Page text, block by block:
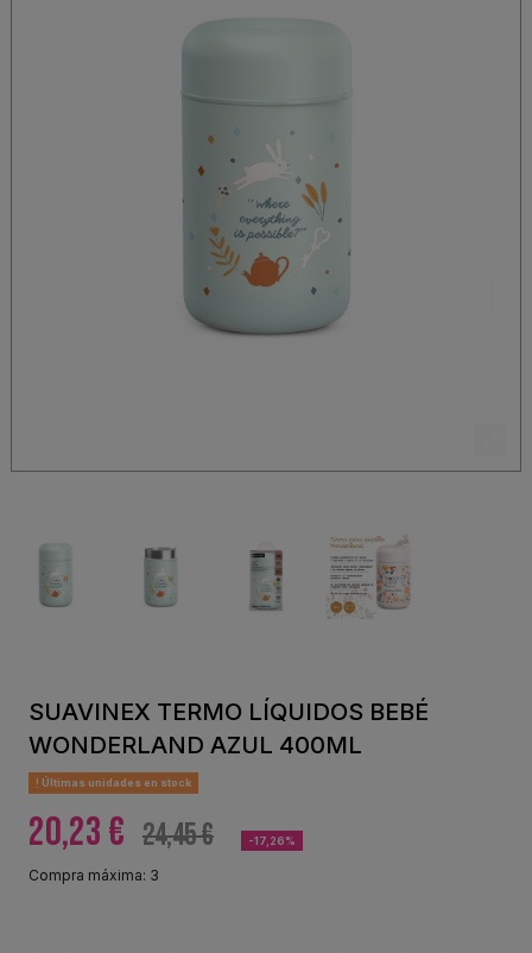
SUAVINEX TERMO LÍQUIDOS BEBÉ
WONDERLAND AZUL 400ML
Últimas unidades en stock
20,23 € 24,45 € -17,26%
Compra máxima: 3